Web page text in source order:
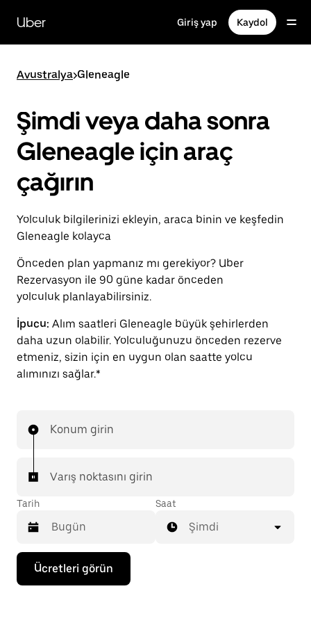
içeriğe
gidinUber Giriş yap Kaydol
Avustralya>Gleneagle
Şimdi veya daha sonra
Gleneagle için araç
çağırın
Yolculuk bilgilerinizi ekleyin, araca binin ve keşfedin
Gleneagle kolayca
Önceden plan yapmanız mı gerekiyor? Uber
Rezervasyon ile 90 güne kadar önceden
yolculuk planlayabilirsiniz.
İpucu: Alım saatleri Gleneagle büyük şehirlerden
daha uzun olabilir. Yolculuğunuzu önceden rezerve
etmeniz, sizin için en uygun olan saatte yolcu
alımınızı sağlar.*
Konum girin
Varış noktasını girin
Tarih
Takvimle
etkileşime
geçmek
Saat
Şimdi
Ücretleri görün